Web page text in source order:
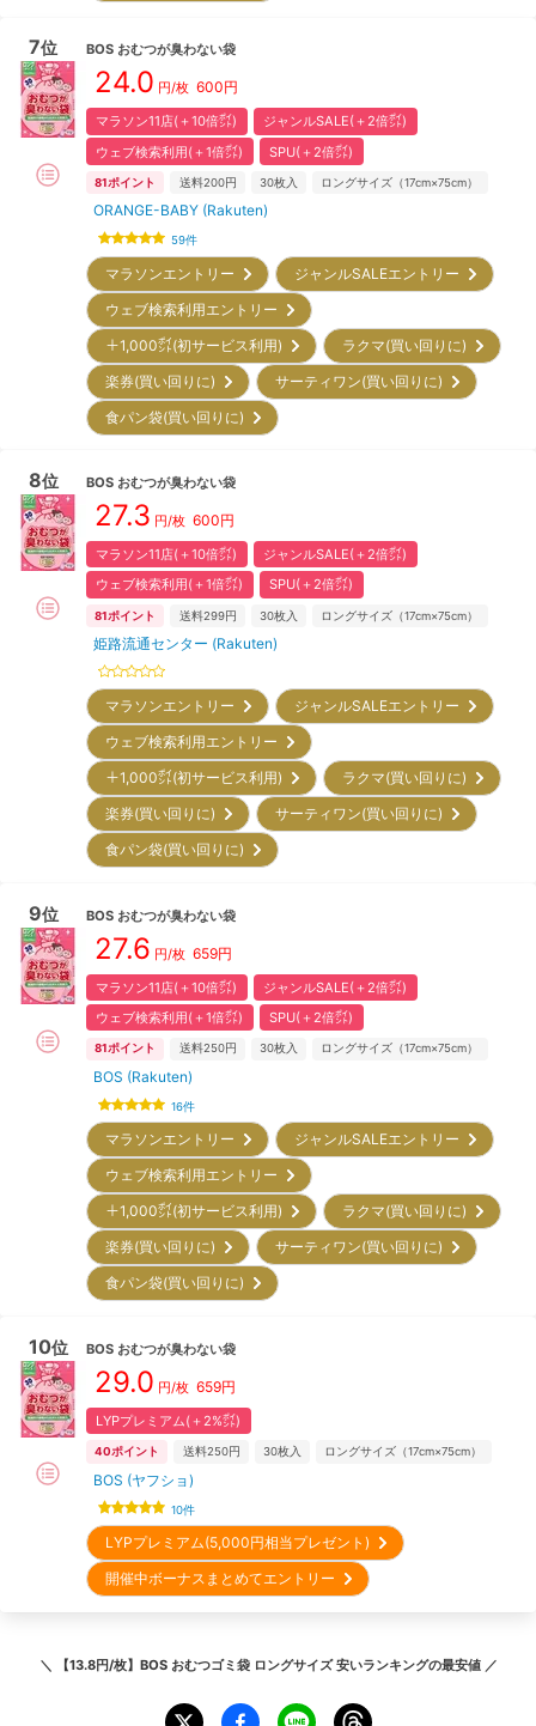
7位 BOS おむつが臭わない袋
24.0 円/枚 600円
マラソン11店(＋10倍㌽)
ジャンルSALE(＋2倍㌽)
ウェブ検索利用(＋1倍㌽)
SPU(＋2倍㌽)
81ポイント 送料200円 30枚入 ロングサイズ（17cm×75cm）
ORANGE-BABY (Rakuten)
59件
マラソンエントリー
ジャンルSALEエントリー
ウェブ検索利用エントリー
＋1,000㌽(初サービス利用)
ラクマ(買い回りに)
楽券(買い回りに)
サーティワン(買い回りに)
食パン袋(買い回りに)
8位 BOS おむつが臭わない袋
27.3 円/枚 600円
マラソン11店(＋10倍㌽)
ジャンルSALE(＋2倍㌽)
ウェブ検索利用(＋1倍㌽)
SPU(＋2倍㌽)
81ポイント 送料299円 30枚入 ロングサイズ（17cm×75cm）
姫路流通センター (Rakuten)
マラソンエントリー
ジャンルSALEエントリー
ウェブ検索利用エントリー
＋1,000㌽(初サービス利用)
ラクマ(買い回りに)
楽券(買い回りに)
サーティワン(買い回りに)
食パン袋(買い回りに)
9位 BOS おむつが臭わない袋
27.6 円/枚 659円
マラソン11店(＋10倍㌽)
ジャンルSALE(＋2倍㌽)
ウェブ検索利用(＋1倍㌽)
SPU(＋2倍㌽)
81ポイント 送料250円 30枚入 ロングサイズ（17cm×75cm）
BOS (Rakuten)
16件
マラソンエントリー
ジャンルSALEエントリー
ウェブ検索利用エントリー
＋1,000㌽(初サービス利用)
ラクマ(買い回りに)
楽券(買い回りに)
サーティワン(買い回りに)
食パン袋(買い回りに)
10位 BOS おむつが臭わない袋
29.0 円/枚 659円
LYPプレミアム(＋2%㌽)
40ポイント 送料250円 30枚入 ロングサイズ（17cm×75cm）
BOS (ヤフショ)
10件
LYPプレミアム(5,000円相当プレゼント)
開催中ボーナスまとめてエントリー
＼ 【13.8円/枚】BOS おむつゴミ袋 ロングサイズ 安いランキングの最安値 ／